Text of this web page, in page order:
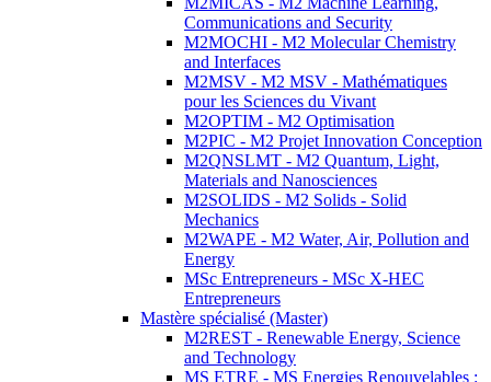
Communications and Security
M2MOCHI - M2 Molecular Chemistry
and Interfaces
M2MSV - M2 MSV - Mathématiques
pour les Sciences du Vivant
M2OPTIM - M2 Optimisation
M2PIC - M2 Projet Innovation Conception
M2QNSLMT - M2 Quantum, Light,
Materials and Nanosciences
M2SOLIDS - M2 Solids - Solid
Mechanics
M2WAPE - M2 Water, Air, Pollution and
Energy
MSc Entrepreneurs - MSc X-HEC
Entrepreneurs
Mastère spécialisé (Master)
M2REST - Renewable Energy, Science
and Technology
MS ETRE - MS Energies Renouvelables :